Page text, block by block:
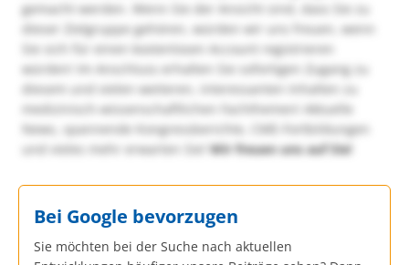
gemacht werden. Wenn Sie der Ansicht sind, dass Sie zu
dieser Zielgruppe gehören, würden wir uns freuen, wenn
Sie sich für einen kostenlosen Account registrieren
würden! Im Anschluss erhalten Sie sofortigen Zugang zu
diesem und vielen weiteren, interessanten Inhalten zu
medizinisch-wissenschaftlichen Fachthemen! Aktuelle
News, spannende Kongressberichte, CME-Fortbildungen
und vieles mehr erwarten Sie!Wir freuen uns auf Sie!
Bei Google bevorzugen
Sie möchten bei der Suche nach aktuellen